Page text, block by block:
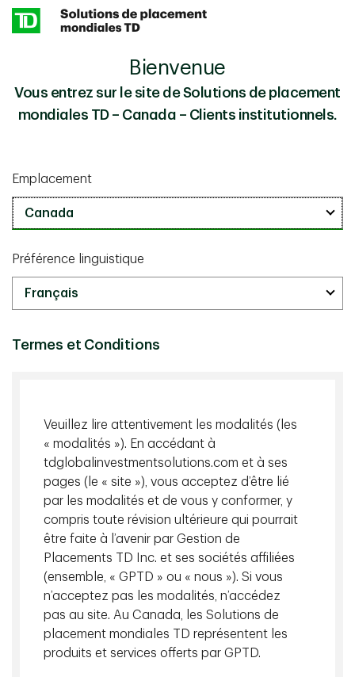
Skip to main content
L’ère de l’intelligence autonome Partie IV :
Technologie, inégalités et reprise tranquille de la répression
financière
mai 27 2026
L’ère de l’intelligence autonome
Partie IV : Technologie, inégalités
et reprise tranquille de la
répression financière
Michael Craig
Bienvenue
Vous entrez sur le site de Solutions de placement
mondiales TD – Canada – Clients institutionnels.
Emplacement
Préférence linguistique
Termes et Conditions
Veuillez lire attentivement les modalités (les
« modalités »). En accédant à
tdglobalinvestmentsolutions.com et à ses
pages (le « site »), vous acceptez d’être lié
par les modalités et de vous y conformer, y
compris toute révision ultérieure qui pourrait
être faite à l’avenir par Gestion de
Placements TD Inc. et ses sociétés affiliées
(ensemble, « GPTD » ou « nous »). Si vous
n’acceptez pas les modalités, n’accédez
pas au site. Au Canada, les Solutions de
placement mondiales TD représentent les
produits et services offerts par GPTD.